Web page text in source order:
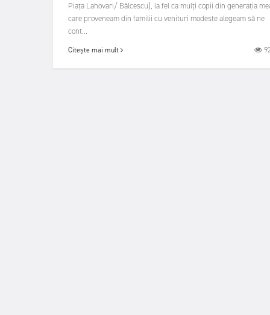
Piața Lahovari/ Bălcescu), la fel ca mulți copii din generația
care proveneam din familii cu venituri modeste alegeam să ne
cont...
Citește mai mult